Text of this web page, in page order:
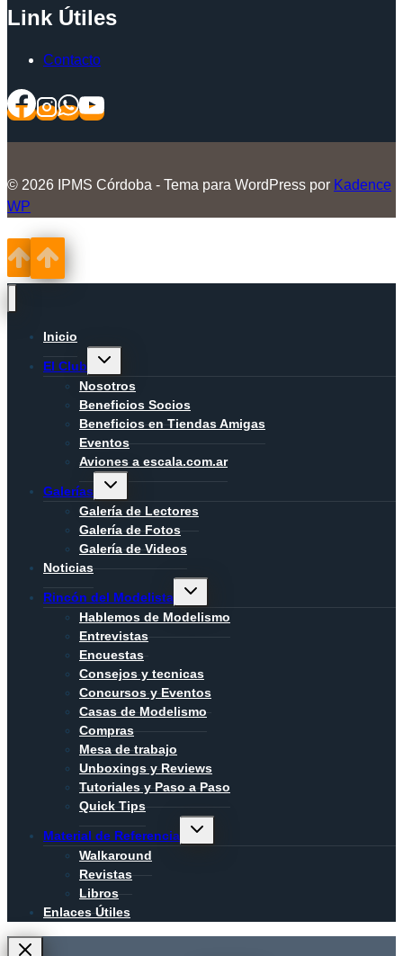
Link Útiles
Contacto
© 2026 IPMS Córdoba - Tema para WordPress por Kadence
WP
Inicio
El Club
Alternar
hijo
Nosotros
Beneficios Socios
Beneficios en Tiendas Amigas
Eventos
Aviones a escala.com.ar
Galerías
Alternar
hijo
Galería de Lectores
Galería de Fotos
Galería de Videos
Noticias
Rincón del Modelista
Alternar
hijo
Hablemos de Modelismo
Entrevistas
Encuestas
Consejos y tecnicas
Concursos y Eventos
Casas de Modelismo
Compras
Mesa de trabajo
Unboxings y Reviews
Tutoriales y Paso a Paso
Quick Tips
Material de Referencia
Alternar
Walkaround
Revistas
Libros
Enlaces Útiles